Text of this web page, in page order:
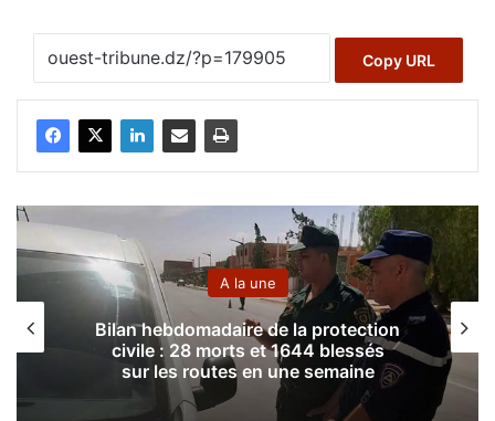
Copy URL
A la une
Bilan hebdomadaire de la protection
civile : 28 morts et 1644 blessés
sur les routes en une semaine